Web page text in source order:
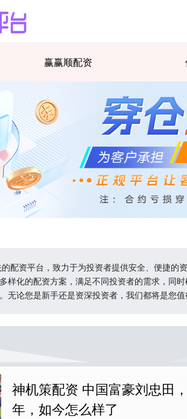
赢赢顺配资
配资平台，致力于为投资者提供安全、便捷
样化的配资方案，满足不同投资者的需求，同
无论您是新手还是资深投资者，我们都将是您值
神机策配资 中国富豪刘忠田
年，如今怎么样了